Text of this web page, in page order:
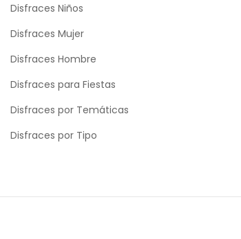
Disfraces Niños
Disfraces Mujer
Disfraces Hombre
Disfraces para Fiestas
Disfraces por Temáticas
Disfraces por Tipo